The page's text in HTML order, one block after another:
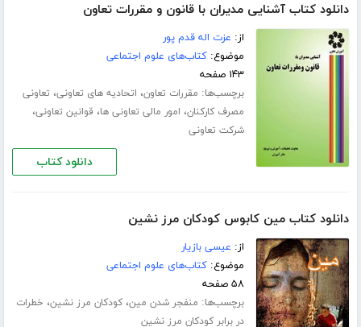
دانلود کتاب آشنایی مدیران با قانون و مقررات تعاون
از: عزت اله قدم پور
موضوع:کتاب‌های علوم اجتماعی
۱۴۳ صفحه
برچسب‌ها: مقررات تعاون، اتحادیه های تعاونی، تعاونی
مصرف کارکنان، امور مالی تعاونی ها، قوانین تعاونی،
شرکت تعاونی
دانلود کتاب
دانلود کتاب مین کابوس کودکان مرز نشین
از: عیسی بازیار
موضوع:کتاب‌های علوم اجتماعی
۵۸ صفحه
برچسب‌ها: منفجر شدن مین،کودکان مرز نشین، خطرات
در برابر کودکان مرز نشین